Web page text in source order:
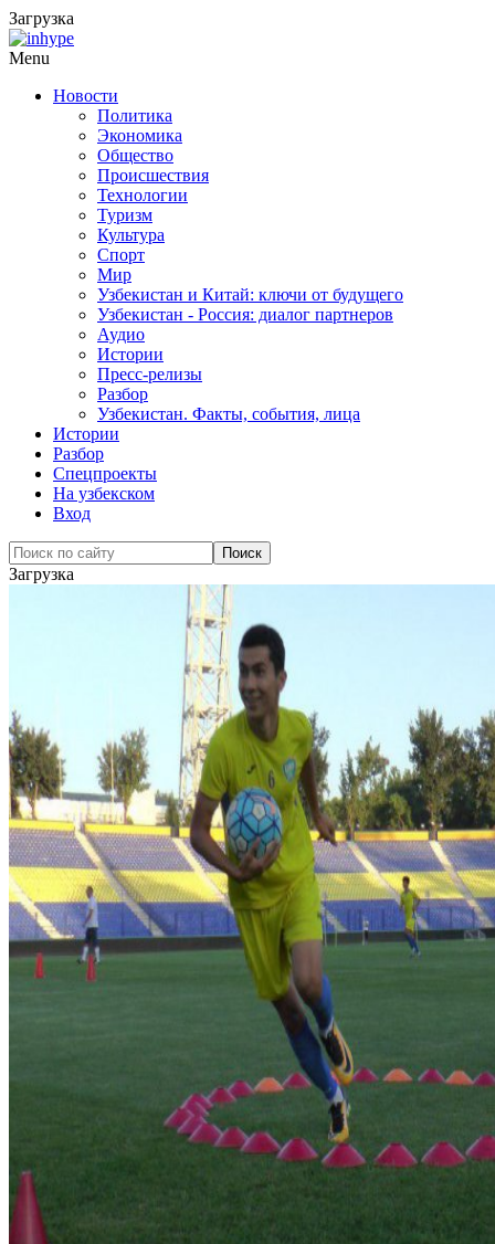
Загрузка
Menu
Новости
Политика
Экономика
Общество
Происшествия
Технологии
Туризм
Культура
Спорт
Мир
Узбекистан и Китай: ключи от будущего
Узбекистан - Россия: диалог партнеров
Аудио
Истории
Пресс-релизы
Разбор
Узбекистан. Факты, события, лица
Истории
Разбор
Спецпроекты
На узбекском
Вход
Загрузка